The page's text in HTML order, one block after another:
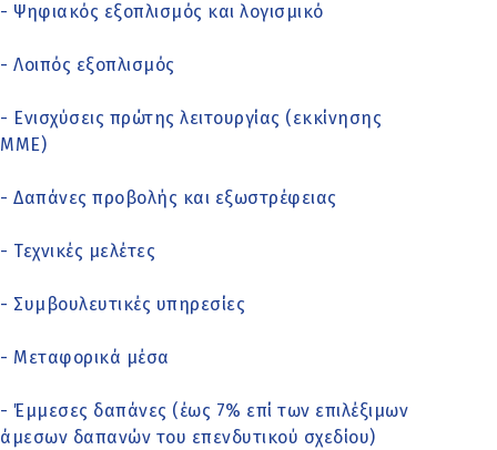
- Ψηφιακός εξοπλισμός και λογισμικό
- Λοιπός εξοπλισμός
- Ενισχύσεις πρώτης λειτουργίας (εκκίνησης
ΜΜΕ)
- Δαπάνες προβολής και εξωστρέφειας
- Τεχνικές μελέτες
- Συμβουλευτικές υπηρεσίες
- Μεταφορικά μέσα
- Έμμεσες δαπάνες (έως 7% επί των επιλέξιμων
άμεσων δαπανών του επενδυτικού σχεδίου)